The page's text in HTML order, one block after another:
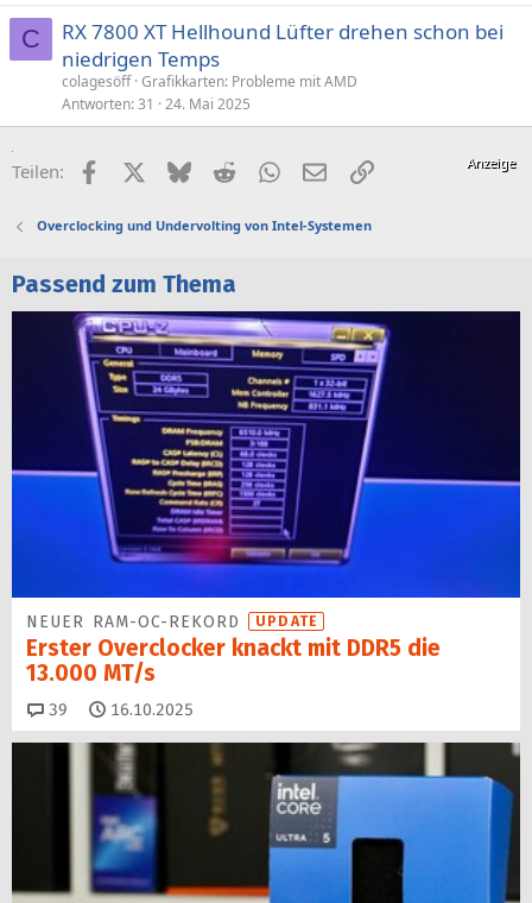
C
RX 7800 XT Hellhound Lüfter drehen schon bei
niedrigen Temps
colagesöff Grafikkarten: Probleme mit AMD
Antworten 31 24. Mai 2025
Teilen: FacebookX (Twitter)
BlueskyRedditWhatsApp
E-MailLink
Overclocking und Undervolting von Intel-Systemen
Passend zum Thema
NEUER RAM-OC-REKORD UPDATE
Erster Overclocker knackt mit DDR5 die
13.000 MT/s
39 Kommentare
16.10.2025